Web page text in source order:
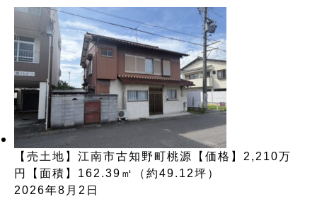
【売土地】江南市古知野町桃源【価格】2,210万
円【面積】162.39㎡（約49.12坪）
2026年8月2日